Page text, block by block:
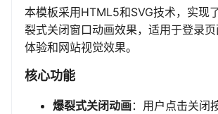
本模板采用HTML5和SVG技术，实现
裂式关闭窗口动画效果，适用于登录
体验和网站视觉效果。
核心功能
爆裂式关闭动画：用户点击关闭